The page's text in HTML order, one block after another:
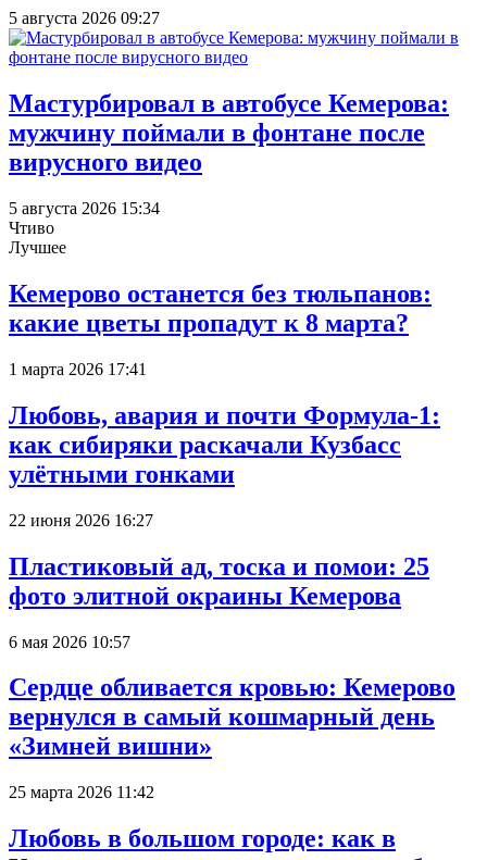
5 августа 2026 09:27
Мастурбировал в автобусе Кемерова:
мужчину поймали в фонтане после
вирусного видео
5 августа 2026 15:34
Чтиво
Лучшее
Кемерово останется без тюльпанов:
какие цветы пропадут к 8 марта?
1 марта 2026 17:41
Любовь, авария и почти Формула-1:
как сибиряки раскачали Кузбасс
улётными гонками
22 июня 2026 16:27
Пластиковый ад, тоска и помои: 25
фото элитной окраины Кемерова
6 мая 2026 10:57
Сердце обливается кровью: Кемерово
вернулся в самый кошмарный день
«Зимней вишни»
25 марта 2026 11:42
Любовь в большом городе: как в